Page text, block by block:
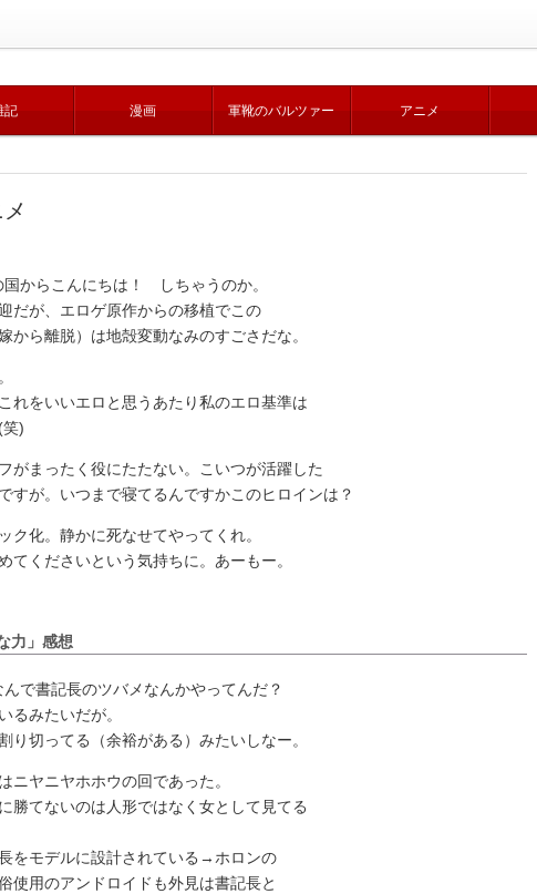
記 漫画 軍靴のバルツァー アニメ
からこんにちは！ しちゃうのか。
だが、エロゲ原作からの移植でこの
から離脱）は地殻変動なみのすごさだな。
。
れをいいエロと思うあたり私のエロ基準は
)
がまったく役にたたない。こいつが活躍した
すが。いつまで寝てるんですかこのヒロインは？
化。静かに死なせてやってくれ。
てくださいという気持ちに。あーもー。
力」感想
で書記長のツバメなんかやってんだ？
るみたいだが。
切ってる（余裕がある）みたいしなー。
ヤニヤホホウの回であった。
勝てないのは人形ではなく女として見てる
をモデルに設計されている→ホロンの
使用のアンドロイドも外見は書記長と